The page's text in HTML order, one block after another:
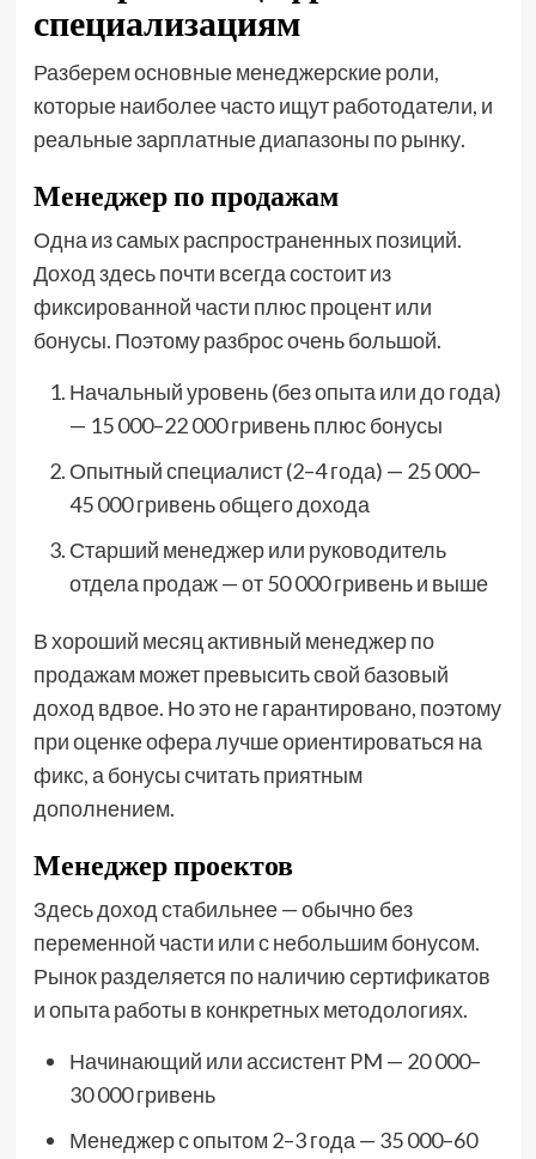
специализациям
Разберем основные менеджерские роли,
которые наиболее часто ищут работодатели, и
реальные зарплатные диапазоны по рынку.
Менеджер по продажам
Одна из самых распространенных позиций.
Доход здесь почти всегда состоит из
фиксированной части плюс процент или
бонусы. Поэтому разброс очень большой.
Начальный уровень (без опыта или до года)
— 15 000–22 000 гривень плюс бонусы
Опытный специалист (2–4 года) — 25 000–
45 000 гривень общего дохода
Старший менеджер или руководитель
отдела продаж — от 50 000 гривень и выше
В хороший месяц активный менеджер по
продажам может превысить свой базовый
доход вдвое. Но это не гарантировано, поэтому
при оценке офера лучше ориентироваться на
фикс, а бонусы считать приятным
дополнением.
Менеджер проектов
Здесь доход стабильнее — обычно без
переменной части или с небольшим бонусом.
Рынок разделяется по наличию сертификатов
и опыта работы в конкретных методологиях.
Начинающий или ассистент PM — 20 000–
30 000 гривень
Менеджер с опытом 2–3 года — 35 000–60